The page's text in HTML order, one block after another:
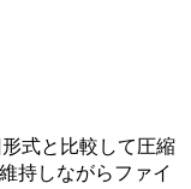
式と比較して圧縮
持しながらファイ